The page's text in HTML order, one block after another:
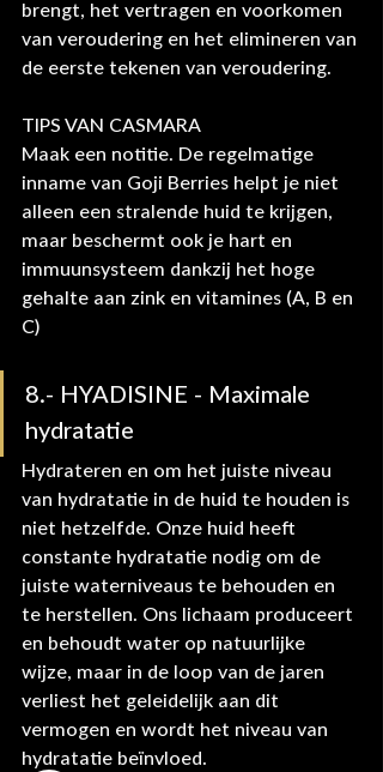
brengt, het vertragen en voorkomen
van veroudering en het elimineren van
de eerste tekenen van veroudering.
TIPS VAN CASMARA
Maak een notitie. De regelmatige
inname van Goji Berries helpt je niet
alleen een stralende huid te krijgen,
maar beschermt ook je hart en
immuunsysteem dankzij het hoge
gehalte aan zink en vitamines (A, B en
C)
8.- HYADISINE - Maximale
hydratatie
Hydrateren en om het juiste niveau
van hydratatie in de huid te houden is
niet hetzelfde. Onze huid heeft
constante hydratatie nodig om de
juiste waterniveaus te behouden en
te herstellen. Ons lichaam produceert
en behoudt water op natuurlijke
wijze, maar in de loop van de jaren
verliest het geleidelijk aan dit
vermogen en wordt het niveau van
hydratatie beïnvloed.